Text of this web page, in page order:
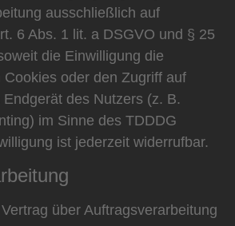
ausschließlich auf
6 Abs. 1 lit. a DSGVO und § 25
die Einwilligung die
Cookies oder den Zugriff auf
des Nutzers (z. B.
im Sinne des TDDDG
ist jederzeit widerrufbar.
über Auftragsverarbeitung